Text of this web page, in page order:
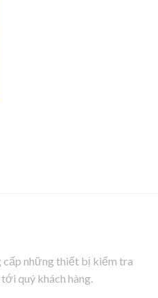
cấp những thiết bị kiểm tra
quý khách hàng.